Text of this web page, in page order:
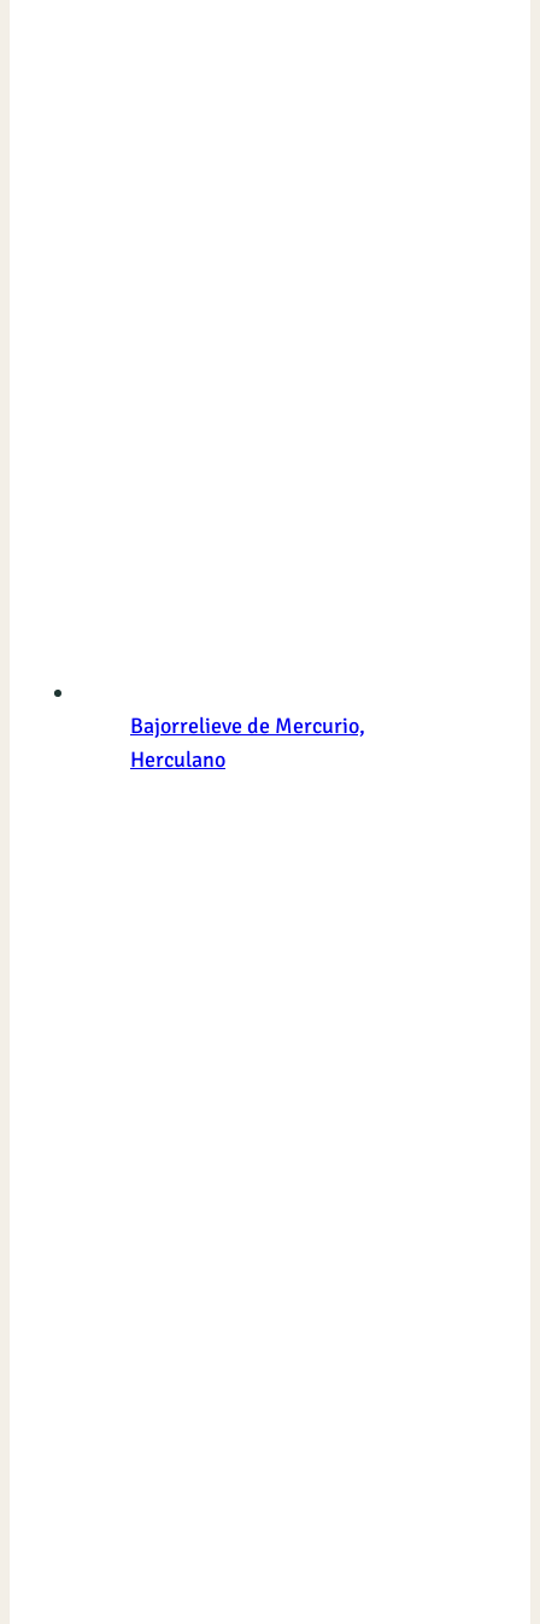
Bajorrelieve de Mercurio,
Herculano